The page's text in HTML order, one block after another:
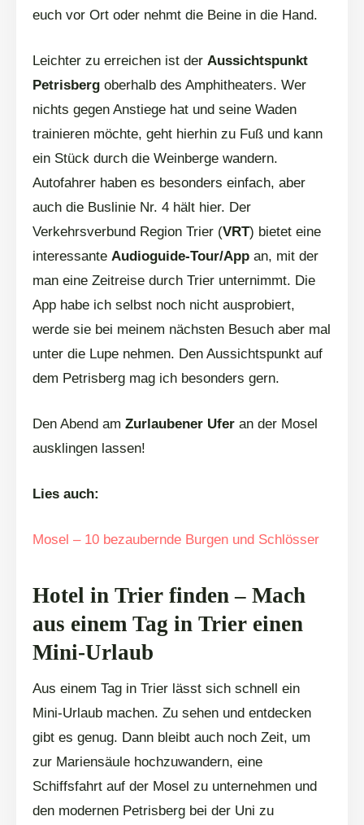
euch vor Ort oder nehmt die Beine in die Hand.
Leichter zu erreichen ist der Aussichtspunkt
Petrisberg oberhalb des Amphitheaters. Wer
nichts gegen Anstiege hat und seine Waden
trainieren möchte, geht hierhin zu Fuß und kann
ein Stück durch die Weinberge wandern.
Autofahrer haben es besonders einfach, aber
auch die Buslinie Nr. 4 hält hier. Der
Verkehrsverbund Region Trier (VRT) bietet eine
interessante Audioguide-Tour/App an, mit der
man eine Zeitreise durch Trier unternimmt. Die
App habe ich selbst noch nicht ausprobiert,
werde sie bei meinem nächsten Besuch aber mal
unter die Lupe nehmen. Den Aussichtspunkt auf
dem Petrisberg mag ich besonders gern.
Den Abend am Zurlaubener Ufer an der Mosel
ausklingen lassen!
Lies auch:
Mosel – 10 bezaubernde Burgen und Schlösser
Hotel in Trier finden – Mach
aus einem Tag in Trier einen
Mini-Urlaub
Aus einem Tag in Trier lässt sich schnell ein
Mini-Urlaub machen. Zu sehen und entdecken
gibt es genug. Dann bleibt auch noch Zeit, um
zur Mariensäule hochzuwandern, eine
Schiffsfahrt auf der Mosel zu unternehmen und
den modernen Petrisberg bei der Uni zu